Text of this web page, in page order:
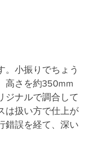
。小振りでちょう
高さを約350mm
ジナルで調合して
は扱い方で仕上が
錯誤を経て、深い